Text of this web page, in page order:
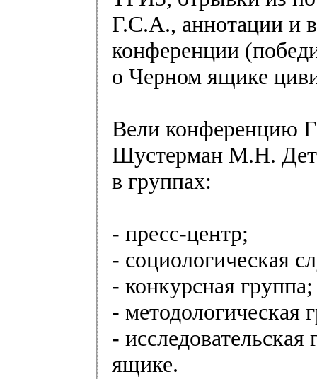
Г.С.А., аннотации и
конференции
о Черном ящике
Вели конференцию
Шустерман М.Н.
в группах:
- пресс-центр;
- социологическая
- конкурсная группа;
- методологическая
-
ящике.